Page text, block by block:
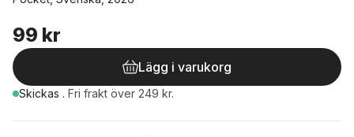
99 kr
Lägg i varukorg
Skickas . Fri frakt över 249 kr.